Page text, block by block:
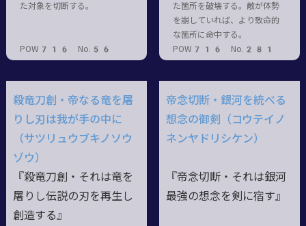
た対象を切断する。
POW716 No.56
た箇所を破壊する。敵が体勢
を崩していれば、より致命的
な箇所に命中する。
POW716 No.281
殺竜刀創・帝なる竜を屠
りし刃は我が手の中に
（サツリュウブキノソウ
ゾウ）
『殺竜刀創・それは竜を
屠りし伝説の刃を再生し
創造する』
帝念切断・銀河を統べる
想念の御剣（コウテイノ
ネンヤドリシケン）
『帝念切断・それは銀河
最強の想念を剣に宿す』